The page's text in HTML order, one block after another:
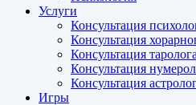
Услуги
Консультация
Консультация
Консультация
Консультация
Консультация
Игры